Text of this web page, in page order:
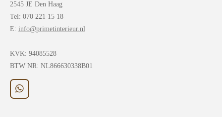
2545 JE Den Haag
Tel: 070 221 15 18
E: info@primetinterieur.nl
KVK: 94085528
BTW NR: NL866630338B01
W
h